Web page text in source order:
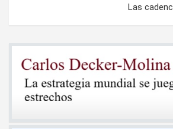
Las